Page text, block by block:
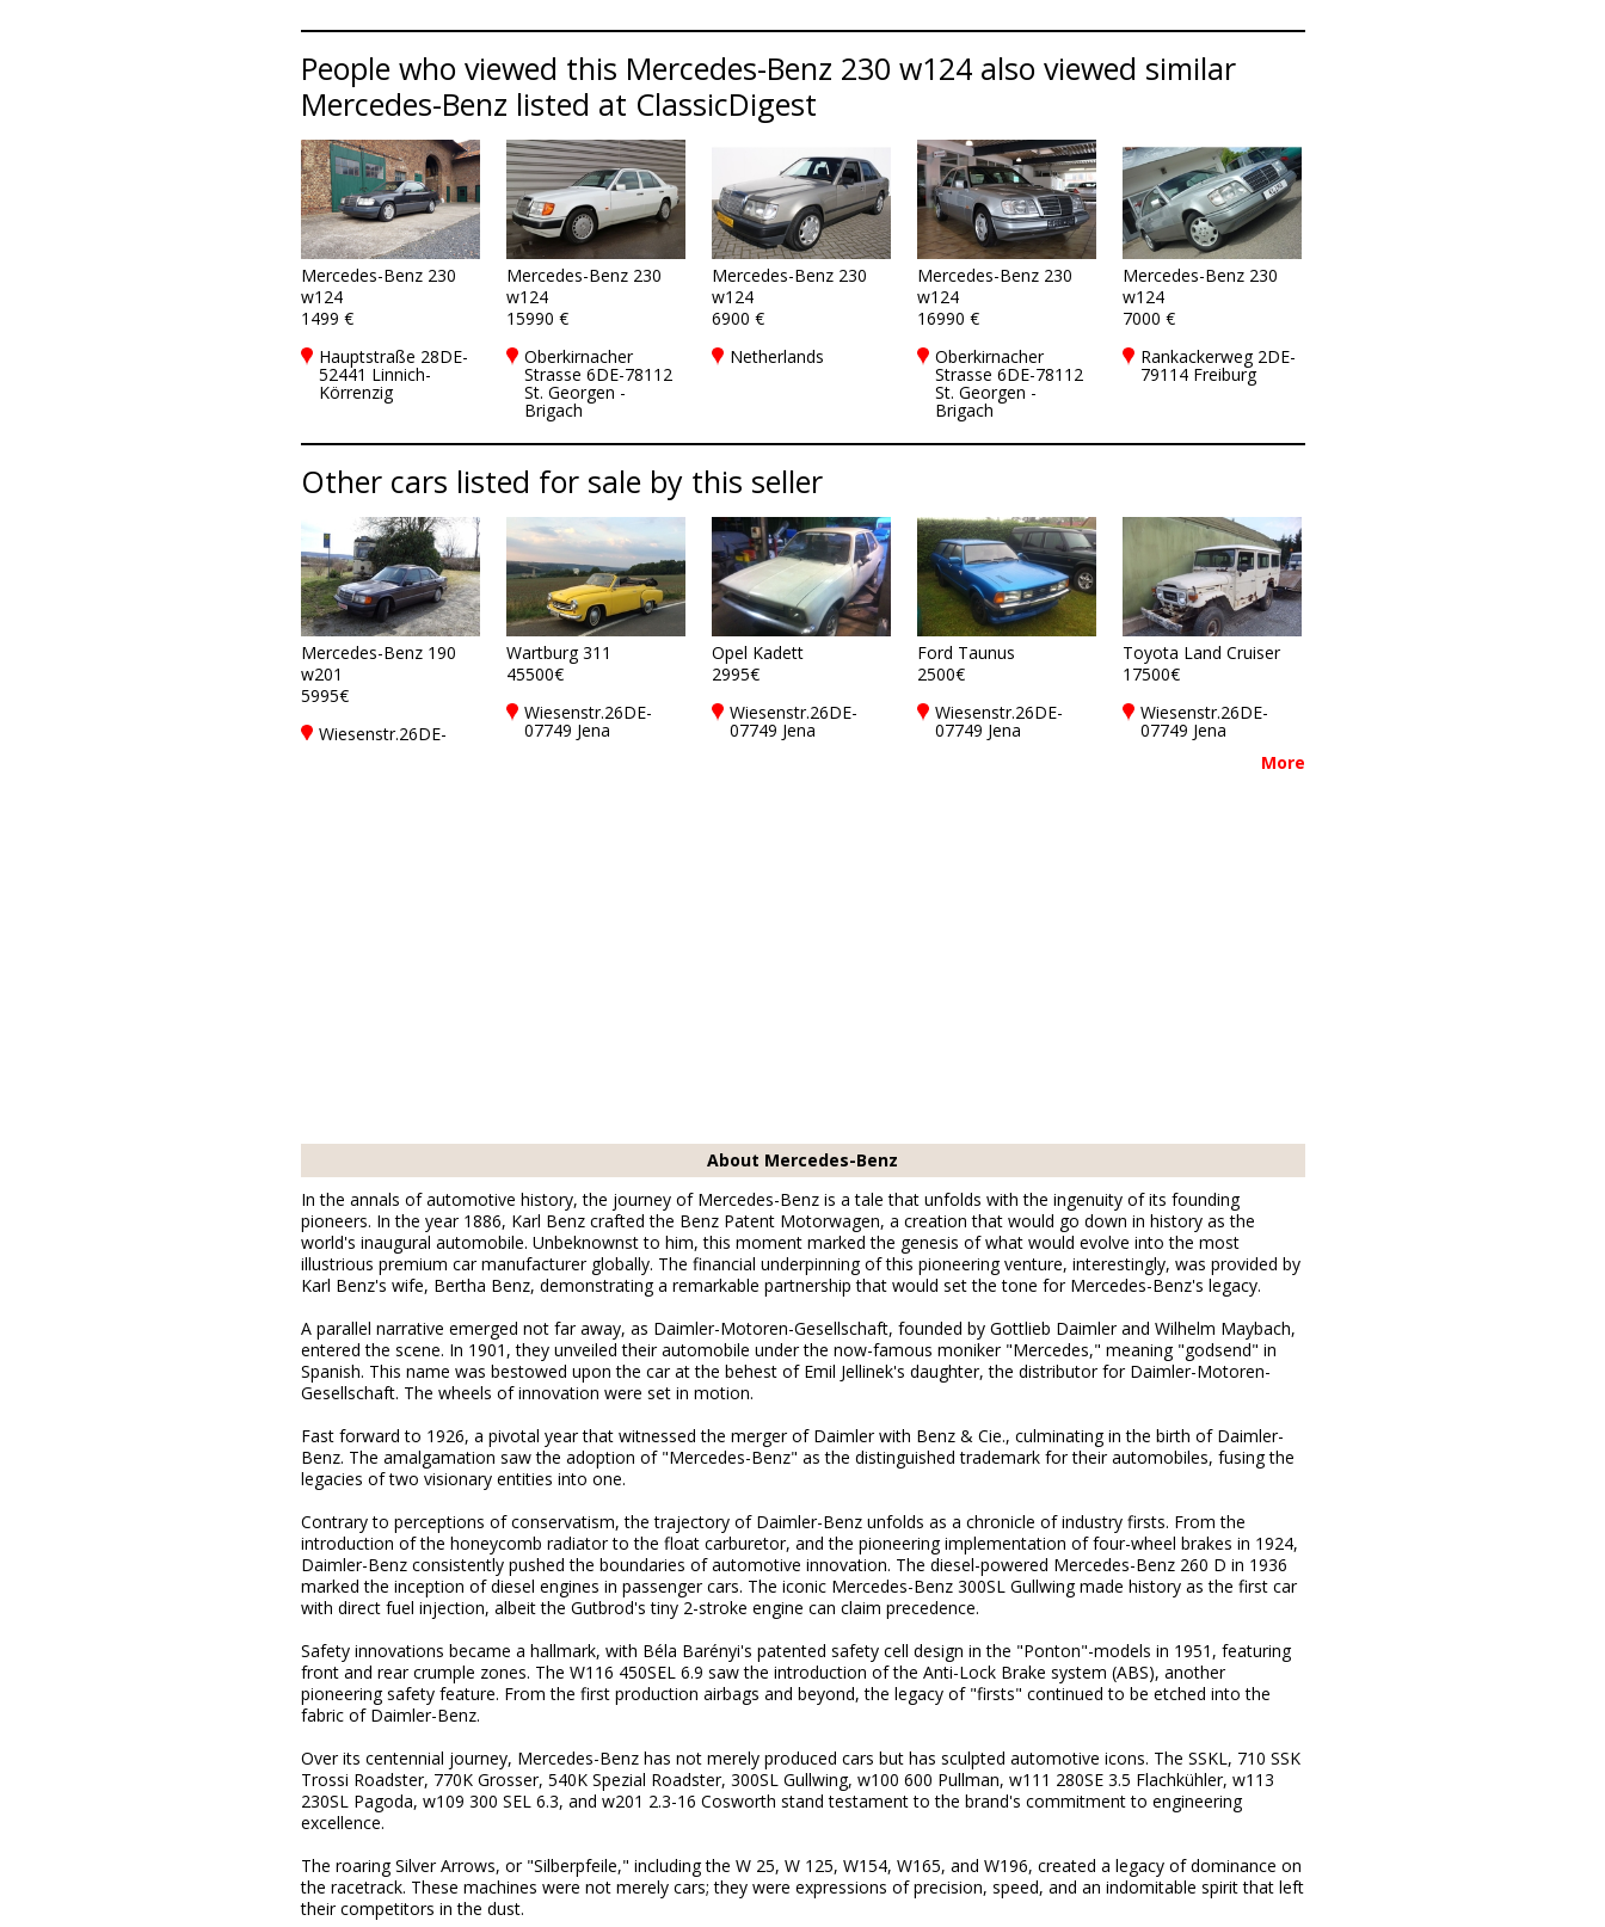
People who viewed this Mercedes-Benz 230 w124 also viewed similar
Mercedes-Benz listed at ClassicDigest
Mercedes-Benz 230
w124
1499 €
Hauptstraße 28DE-
52441 Linnich-
Körrenzig
Mercedes-Benz 230
w124
15990 €
Oberkirnacher
Strasse 6DE-78112
St. Georgen -
Brigach
Mercedes-Benz 230
w124
6900 €
Netherlands
Mercedes-Benz 230
w124
16990 €
Oberkirnacher
Strasse 6DE-78112
St. Georgen -
Brigach
Mercedes-Benz 230
w124
7000 €
Rankackerweg 2DE-
79114 Freiburg
Other cars listed for sale by this seller
Mercedes-Benz 190
w201
5995€
Wiesenstr.26DE-
Wartburg 311
45500€
Wiesenstr.26DE-
07749 Jena
Opel Kadett
2995€
Wiesenstr.26DE-
07749 Jena
Ford Taunus
2500€
Wiesenstr.26DE-
07749 Jena
Toyota Land Cruiser
17500€
Wiesenstr.26DE-
07749 Jena
More
About Mercedes-Benz
In the annals of automotive history, the journey of Mercedes-Benz is a tale that unfolds with the ingenuity of its founding
pioneers. In the year 1886, Karl Benz crafted the Benz Patent Motorwagen, a creation that would go down in history as the
world's inaugural automobile. Unbeknownst to him, this moment marked the genesis of what would evolve into the most
illustrious premium car manufacturer globally. The financial underpinning of this pioneering venture, interestingly, was provided by
Karl Benz's wife, Bertha Benz, demonstrating a remarkable partnership that would set the tone for Mercedes-Benz's legacy.
A parallel narrative emerged not far away, as Daimler-Motoren-Gesellschaft, founded by Gottlieb Daimler and Wilhelm Maybach,
entered the scene. In 1901, they unveiled their automobile under the now-famous moniker "Mercedes," meaning "godsend" in
Spanish. This name was bestowed upon the car at the behest of Emil Jellinek's daughter, the distributor for Daimler-Motoren-
Gesellschaft. The wheels of innovation were set in motion.
Fast forward to 1926, a pivotal year that witnessed the merger of Daimler with Benz & Cie., culminating in the birth of Daimler-
Benz. The amalgamation saw the adoption of "Mercedes-Benz" as the distinguished trademark for their automobiles, fusing the
legacies of two visionary entities into one.
Contrary to perceptions of conservatism, the trajectory of Daimler-Benz unfolds as a chronicle of industry firsts. From the
introduction of the honeycomb radiator to the float carburetor, and the pioneering implementation of four-wheel brakes in 1924,
Daimler-Benz consistently pushed the boundaries of automotive innovation. The diesel-powered Mercedes-Benz 260 D in 1936
marked the inception of diesel engines in passenger cars. The iconic Mercedes-Benz 300SL Gullwing made history as the first car
with direct fuel injection, albeit the Gutbrod's tiny 2-stroke engine can claim precedence.
Safety innovations became a hallmark, with Béla Barényi's patented safety cell design in the "Ponton"-models in 1951, featuring
front and rear crumple zones. The W116 450SEL 6.9 saw the introduction of the Anti-Lock Brake system (ABS), another
pioneering safety feature. From the first production airbags and beyond, the legacy of "firsts" continued to be etched into the
fabric of Daimler-Benz.
Over its centennial journey, Mercedes-Benz has not merely produced cars but has sculpted automotive icons. The SSKL, 710 SSK
Trossi Roadster, 770K Grosser, 540K Spezial Roadster, 300SL Gullwing, w100 600 Pullman, w111 280SE 3.5 Flachkühler, w113
230SL Pagoda, w109 300 SEL 6.3, and w201 2.3-16 Cosworth stand testament to the brand's commitment to engineering
excellence.
The roaring Silver Arrows, or "Silberpfeile," including the W 25, W 125, W154, W165, and W196, created a legacy of dominance on
the racetrack. These machines were not merely cars; they were expressions of precision, speed, and an indomitable spirit that left
their competitors in the dust.